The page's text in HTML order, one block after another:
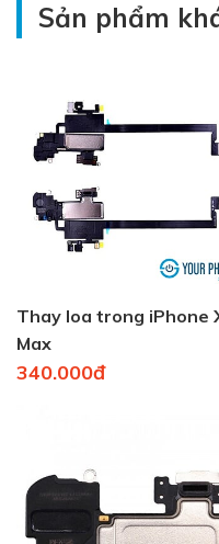
Sản phẩm
Thay loa trong iPhone
Max
340.000đ